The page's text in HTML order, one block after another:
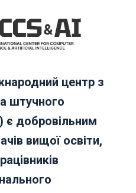
центр з
штучного
є добровільним
вищої освіти,